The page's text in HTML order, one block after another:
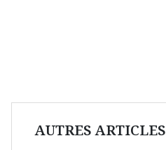
AUTRES ARTICLES